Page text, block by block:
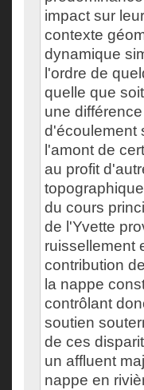
impact sur
contexte
dynamique
l'ordre de
quelle que
une
d'écoulement
l'amont de
au profit
du cours
de l'Yvette
ruissellement
contribution
la nappe
contrôlant
soutien
de ces
un affluent
nappe en